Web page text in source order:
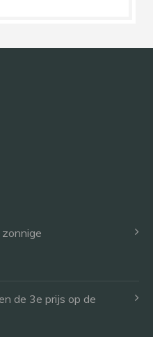
de 3e prijs op de